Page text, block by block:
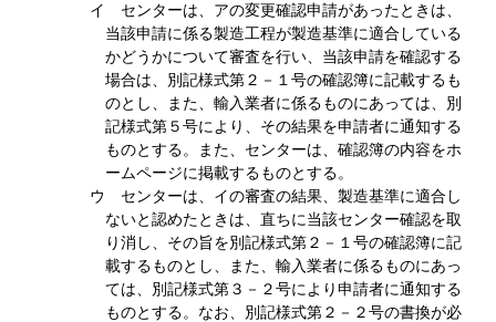
イ センターは、アの変更確認申請があったときは、
当該申請に係る製造工程が製造基準に適合している
かどうかについて審査を行い、当該申請を確認する
場合は、別記様式第２－１号の確認簿に記載するも
のとし、また、輸入業者に係るものにあっては、別
記様式第５号により、その結果を申請者に通知する
ものとする。また、センターは、確認簿の内容をホ
ームページに掲載するものとする。
ウ センターは、イの審査の結果、製造基準に適合し
ないと認めたときは、直ちに当該センター確認を取
り消し、その旨を別記様式第２－１号の確認簿に記
載するものとし、また、輸入業者に係るものにあっ
ては、別記様式第３－２号により申請者に通知する
ものとする。なお、別記様式第２－２号の書換が必